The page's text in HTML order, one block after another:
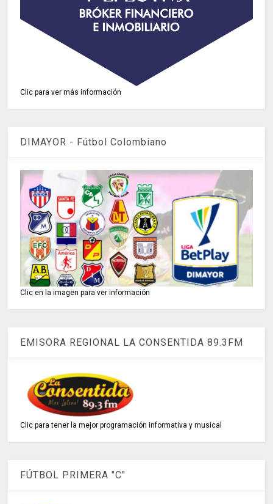
Clic para ver más información
DIMAYOR - Fútbol Colombiano
Clic en la imagen para ver información
EMISORA REGIONAL LA CONSENTIDA 89.3FM
Clic para tener la mejor programación informativa y musical
FÚTBOL PRIMERA "C"